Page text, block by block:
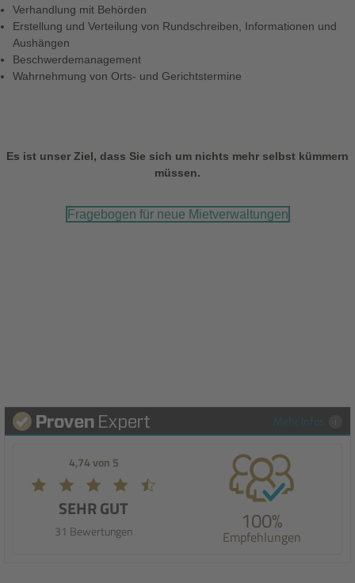
Verhandlung mit Behörden
Erstellung und Verteilung von Rundschreiben, Informationen und
Aushängen
Beschwerdemanagement
Wahrnehmung von Orts- und Gerichtstermine
Es ist unser Ziel, dass Sie sich um nichts mehr selbst kümmern
müssen.
Fragebogen für neue Mietverwaltungen
Mehr Infos
4,74 von 5
SEHR GUT
31 Bewertungen 100%
Empfehlungen